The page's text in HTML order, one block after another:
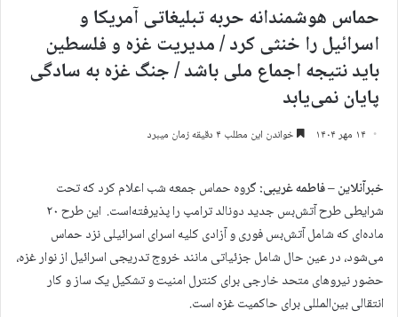
حماس هوشمندانه حربه تبلیغاتی آمریکا و
اسرائیل را خنثی کرد / مدیریت غزه و فلسطین
باید نتیجه اجماع ملی باشد / جنگ غزه به سادگی
پایان نمی‌یابد
۱۴ مهر ۱۴۰۴ خواندن این مطلب ۴ دقیقه زمان میبرد
خبرآنلاین – فاطمه غریبی:گروه حماس جمعه شب اعلام کرد که تحت
شرایطی طرح آتش‌بس جدید دونالد ترامپ را پذیرفته‌است. این طرح ۲۰
ماده‌ای که شامل آتش‌بس فوری و آزادی کلیه اسرای اسرائیلی نزد حماس
می‌شود، در عین حال شامل جزئیاتی مانند خروج تدریجی اسرائیل از نوار غزه،
حضور نیروهای متحد خارجی برای کنترل امنیت و تشکیل یک ساز و کار
انتقالی بین‌المللی برای حاکمیت غزه است.